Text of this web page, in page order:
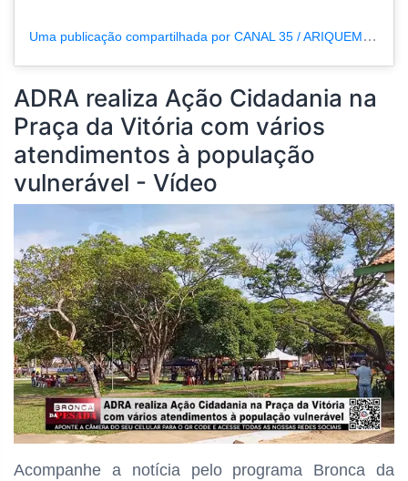
Uma publicação compartilhada por CANAL 35 / ARIQUEMES190 (@tvpcanal35)
ADRA realiza Ação Cidadania na
Praça da Vitória com vários
atendimentos à população
vulnerável - Vídeo
Acompanhe a notícia pelo programa Bronca da